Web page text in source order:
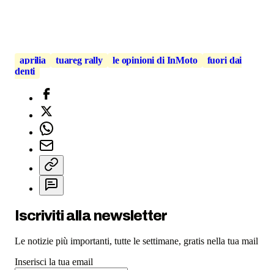
aprilia tuareg rally le opinioni di InMoto
fuori dai
denti
Iscriviti alla newsletter
Le notizie più importanti, tutte le settimane, gratis nella tua mail
Inserisci la tua email